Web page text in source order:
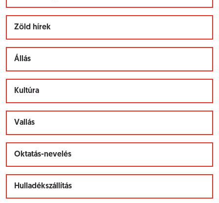
Zöld hírek
Állás
Kultúra
Vallás
Oktatás-nevelés
Hulladékszállítás